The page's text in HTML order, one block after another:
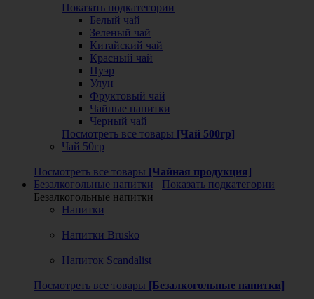
Показать подкатегории
Белый чай
Зеленый чай
Китайский чай
Красный чай
Пуэр
Улун
Фруктовый чай
Чайные напитки
Черный чай
Посмотреть все товары [Чай 500гр]
Чай 50гр
Посмотреть все товары [Чайная продукция]
Безалкогольные напитки
Показать подкатегории
Безалкогольные напитки
Напитки
Напитки Brusko
Напиток Scandalist
Посмотреть все товары [Безалкогольные напитки]